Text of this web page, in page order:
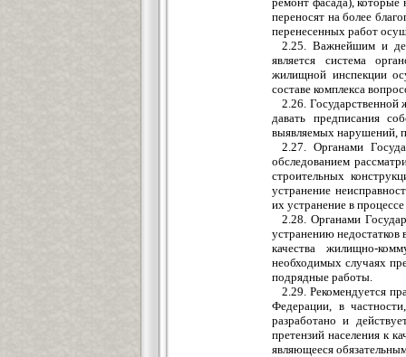
переносят на более
перенесенных работ
2.25. Важнейшим и
является система
жилищной инспекции
составе комплекса
2.26. Государственной
давать предписания
выявляемых нарушений,
2.27. Органами
обследованием
строительных
устранение
их устранение в
2.28. Органами
устранению недостатков
качества жилищно-
необходимых случаях
подрядные работы.
2.29. Рекомендуется
Федерации, в
разработано и
претензий населения к
являющееся